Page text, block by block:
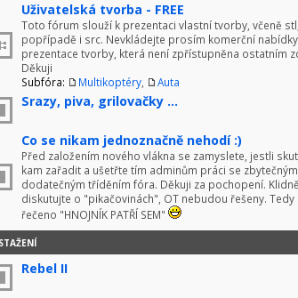
Uživatelská tvorba - FREE
Toto fórum slouží k prezentaci vlastní tvorby, včeně stl,
popřípadě i src. Nevkládejte prosím komerční
prezentace tvorby, která není zpřístupněna ostatním
Děkuji
Subfóra:
Multikoptéry Auta
Srazy, piva, grilovačky ...
Co se nikam jednoznačně nehodí :)
Před založením nového vlákna se zamyslete, jestli
kam zařadit a ušetřte tím adminům práci se zbytečným
dodatečným tříděním fóra. Děkuji za pochopení.
diskutujte o "pikačovinách", OT nebudou řešeny. Tedy
řečeno "HNOJNÍK PATŘÍ SEM"
Rebel II